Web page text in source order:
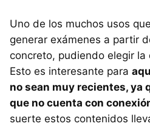
Uno de los muchos usos
generar exámenes a partir
concreto, pudiendo elegir
Esto es interesante para
no sean muy recientes, ya
que no cuenta con
suerte estos contenidos